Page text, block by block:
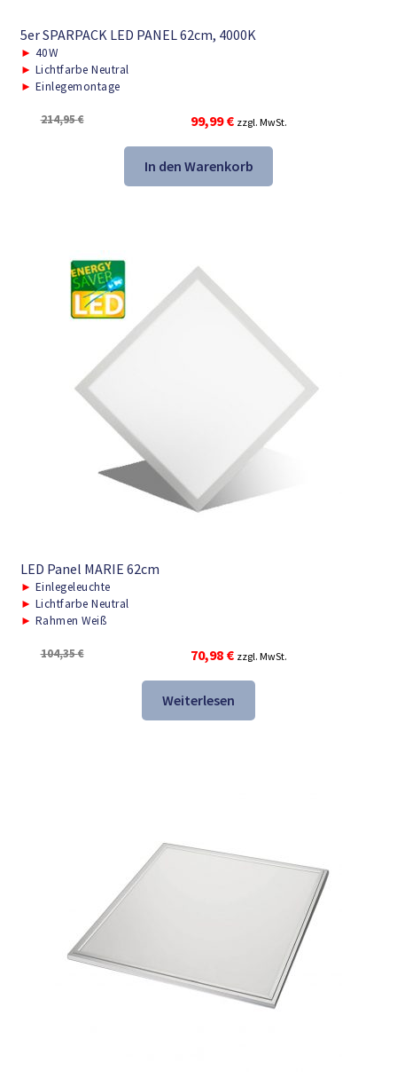
5er SPARPACK LED PANEL 62cm, 4000K
► 40W
► Lichtfarbe Neutral
► Einlegemontage
214,95€
Ursprünglicher
Preis
war:
214,95 €
99,99€Aktueller
Preis
ist:
99,99 €.
zzgl. MwSt.
In den Warenkorb
LED Panel MARIE 62cm
► Einlegeleuchte
► Lichtfarbe Neutral
► Rahmen Weiß
104,35€
Ursprünglicher
Preis
war:
104,35 €
70,98 €Aktueller
Preis
ist:
70,98 €.
zzgl. MwSt.
Weiterlesen